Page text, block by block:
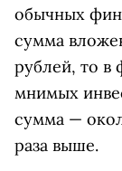
обычных
сумма
рублей, то в
мнимых
сумма —
раза выше.